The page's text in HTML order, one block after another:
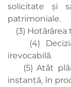
solicitate și
patrimoniale.
(3) Hotărârea
(4) Decizia
irevocabilă.
(5) Atât
instanță, în